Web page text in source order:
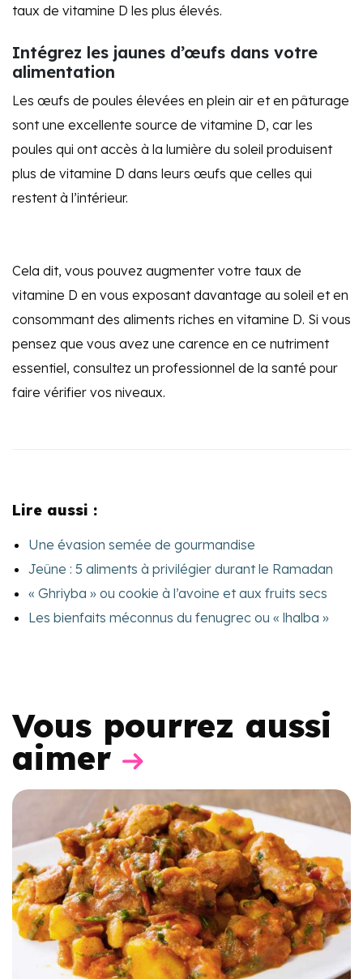
taux de vitamine D les plus élevés.
Intégrez les jaunes d’œufs dans votre
alimentation
Les œufs de poules élevées en plein air et en pâturage
sont une excellente source de vitamine D, car les
poules qui ont accès à la lumière du soleil produisent
plus de vitamine D dans leurs œufs que celles qui
restent à l’intérieur.
Cela dit, vous pouvez augmenter votre taux de
vitamine D en vous exposant davantage au soleil et en
consommant des aliments riches en vitamine D. Si vous
pensez que vous avez une carence en ce nutriment
essentiel, consultez un professionnel de la santé pour
faire vérifier vos niveaux.
Lire aussi :
Une évasion semée de gourmandise
Jeûne : 5 aliments à privilégier durant le Ramadan
« Ghriyba » ou cookie à l’avoine et aux fruits secs
Les bienfaits méconnus du fenugrec ou « lhalba »
Vous pourrez aussi
aimer